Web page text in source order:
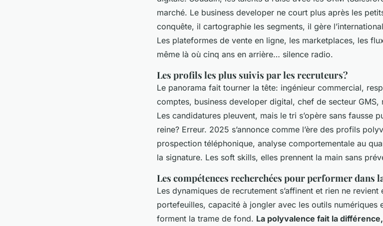
marché. Le business developer ne court plus après les
conquête, il cartographie les segments, il gère
Les plateformes de vente en ligne, les marketplaces, les
même là où cinq ans en arrière… silence radio.
Les profils les plus suivis par les recruteurs?
Le panorama fait tourner la tête: ingénieur commercial,
comptes, business developer digital, chef de secteur
Les candidatures pleuvent, mais le tri s’opère sans fausse
reine? Erreur. 2025 s’annonce comme l’ère des profils
prospection téléphonique, analyse comportementale au
la signature. Les soft skills, elles prennent la main sans
Les compétences recherchées pour performer dans
Les dynamiques de recrutement s’affinent et rien ne
portefeuilles, capacité à jongler avec les outils numériques
forment la trame de fond. La polyvalence fait la